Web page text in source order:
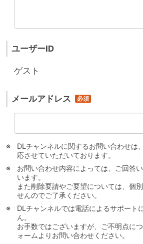
ユーザーID
ゲスト
メールアドレス
DLチャンネルに関するお問い合わせは
応させていただいております。
お問い合わせ内容によっては、ご回答
います。
また削除要請やご要望については、個
せんのでご了承ください。
DLチャンネルでは電話によるサポート
ん。
お手数ではございますが、ご不明点に
ォームよりお問い合わせください。